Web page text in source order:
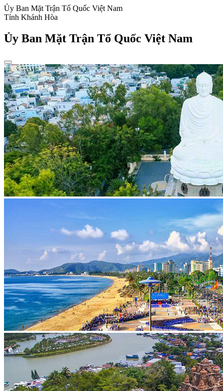
Ủy Ban Mặt Trận Tổ Quốc Việt Nam
Tỉnh Khánh Hòa
Ủy Ban Mặt Trận Tổ Quốc Việt Nam